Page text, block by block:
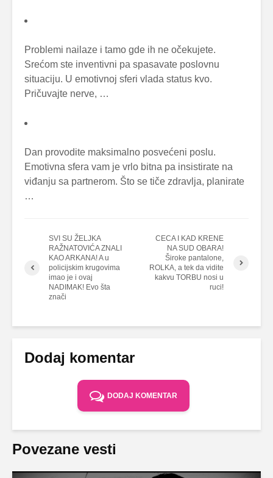
Problemi nailaze i tamo gde ih ne očekujete.
Srećom ste inventivni pa spasavate poslovnu
situaciju. U emotivnoj sferi vlada status kvo.
Pričuvajte nerve, …
Dan provodite maksimalno posvećeni poslu.
Emotivna sfera vam je vrlo bitna pa insistirate na
viđanju sa partnerom. Što se tiče zdravlja, planirate
…
SVI SU ŽELJKA
RAŽNATOVIĆA ZNALI
KAO ARKANA! A u
policijskim krugovima
imao je i ovaj
NADIMAK! Evo šta
znači
CECA I KAD KRENE
NA SUD OBARA!
Široke pantalone,
ROLKA, a tek da vidite
kakvu TORBU nosi u
ruci!
Dodaj komentar
DODAJ KOMENTAR
Povezane vesti